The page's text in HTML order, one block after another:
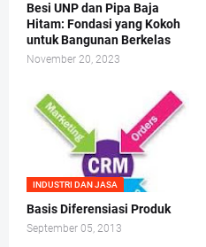
Besi UNP dan Pipa Baja
Hitam: Fondasi yang Kokoh
untuk Bangunan Berkelas
November 20, 2023
INDUSTRI DAN JASA
Basis Diferensiasi Produk
September 05, 2013